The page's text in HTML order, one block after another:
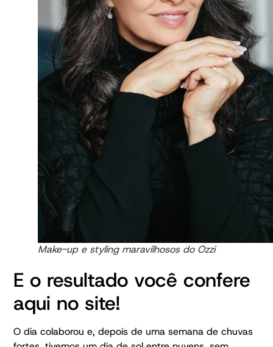
Make-up e styling maravilhosos do Ozzi
E o resultado você confere
aqui no site!
O dia colaborou e, depois de uma semana de chuvas